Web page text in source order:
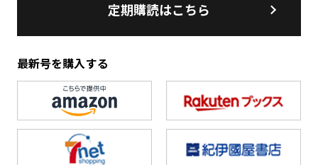
定期購読はこちら
最新号を購入する